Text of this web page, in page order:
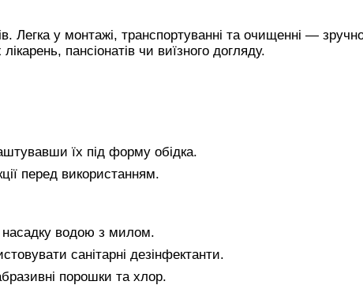
Легка у монтажі, транспортуванні та очищенні —
пансіонатів чи виїзного догляду.
їх під форму обідка.
перед використанням.
насадку водою з милом.
санітарні дезінфектанти.
порошки та хлор.